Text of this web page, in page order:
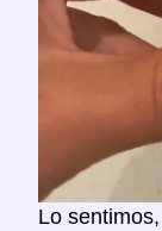
Lo